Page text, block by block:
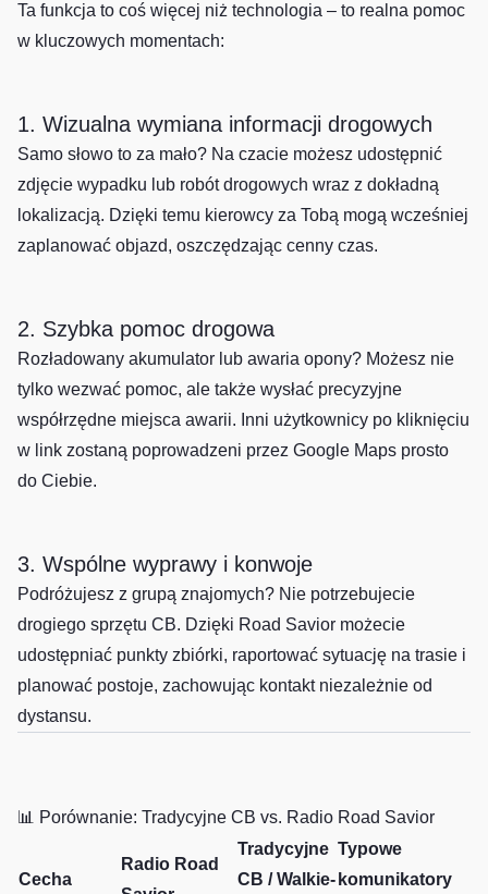
Ta funkcja to coś więcej niż technologia – to realna pomoc
w kluczowych momentach:
1. Wizualna wymiana informacji drogowych
Samo słowo to za mało? Na czacie możesz udostępnić
zdjęcie wypadku lub robót drogowych wraz z dokładną
lokalizacją. Dzięki temu kierowcy za Tobą mogą wcześniej
zaplanować objazd, oszczędzając cenny czas.
2. Szybka pomoc drogowa
Rozładowany akumulator lub awaria opony? Możesz nie
tylko wezwać pomoc, ale także wysłać precyzyjne
współrzędne miejsca awarii. Inni użytkownicy po kliknięciu
w link zostaną poprowadzeni przez Google Maps prosto
do Ciebie.
3. Wspólne wyprawy i konwoje
Podróżujesz z grupą znajomych? Nie potrzebujecie
drogiego sprzętu CB. Dzięki Road Savior możecie
udostępniać punkty zbiórki, raportować sytuację na trasie i
planować postoje, zachowując kontakt niezależnie od
dystansu.
📊 Porównanie: Tradycyjne CB vs. Radio Road Savior
Cecha
Radio Road
Tradycyjne
CB / Walkie-
Typowe
komunikatory